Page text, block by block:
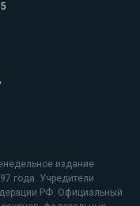
издание
года. Учредители
РФ. Официальный